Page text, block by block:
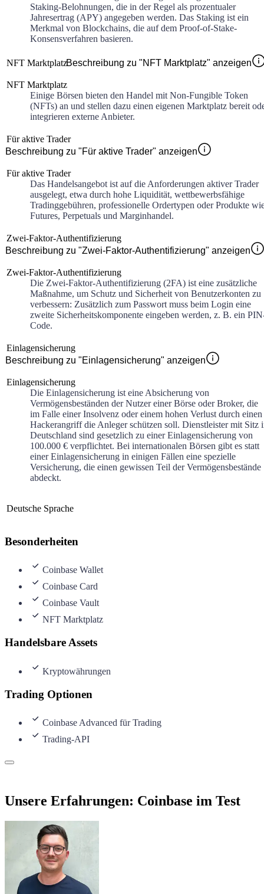
Staking-Belohnungen, die in der Regel als prozentualer
Jahresertrag (APY) angegeben werden. Das Staking ist ein
Merkmal von Blockchains, die auf dem Proof-of-Stake-
Konsensverfahren basieren.
NFT MarktplatzBeschreibung zu "NFT Marktplatz" anzeigen
NFT Marktplatz
Einige Börsen bieten den Handel mit Non-Fungible Token
(NFTs) an und stellen dazu einen eigenen Marktplatz bereit
integrieren externe Anbieter.
Für aktive Trader
Beschreibung zu "Für aktive Trader" anzeigen
Für aktive Trader
Das Handelsangebot ist auf die Anforderungen aktiver Trader
ausgelegt, etwa durch hohe Liquidität, wettbewerbsfähige
Tradinggebühren, professionelle Ordertypen oder Produkte
Futures, Perpetuals und Marginhandel.
Zwei-Faktor-Authentifizierung
Beschreibung zu "Zwei-Faktor-Authentifizierung" anzeigen
Zwei-Faktor-Authentifizierung
Die Zwei-Faktor-Authentifizierung (2FA) ist eine zusätzliche
Maßnahme, um Schutz und Sicherheit von Benutzerkonten zu
verbessern: Zusätzlich zum Passwort muss beim Login eine
zweite Sicherheitskomponente eingeben werden, z. B. ein
Code.
Einlagensicherung
Beschreibung zu "Einlagensicherung" anzeigen
Einlagensicherung
Die Einlagensicherung ist eine Absicherung von
Vermögensbeständen der Nutzer einer Börse oder Broker, die
im Falle einer Insolvenz oder einem hohen Verlust durch einen
Hackerangriff die Anleger schützen soll. Dienstleister mit Sitz
Deutschland sind gesetzlich zu einer Einlagensicherung von
100.000 € verpflichtet. Bei internationalen Börsen gibt es statt
einer Einlagensicherung in einigen Fällen eine spezielle
Versicherung, die einen gewissen Teil der Vermögensbestände
abdeckt.
Deutsche Sprache
Besonderheiten
Coinbase Wallet
Coinbase Card
Coinbase Vault
NFT Marktplatz
Handelsbare Assets
Kryptowährungen
Trading Optionen
Coinbase Advanced für Trading
Trading-API
Unsere Erfahrungen: Coinbase im Test